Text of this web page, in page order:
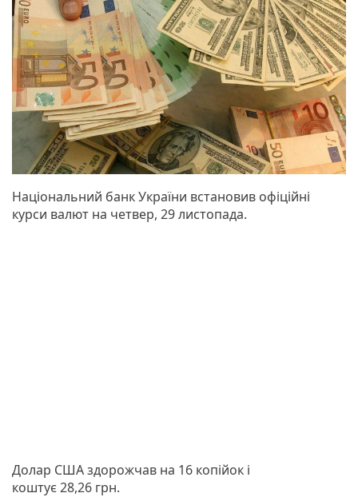
Національний банк України встановив офіційні
курси валют на четвер, 29 листопада.
Долар США здорожчав на 16 копійок і
коштує 28,26 грн.